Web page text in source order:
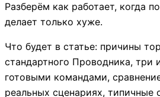
Разберём как работает, когда
делает только хуже.
Что будет в статье: причины
стандартного Проводника, три
готовыми командами,
реальных сценариях, типичные